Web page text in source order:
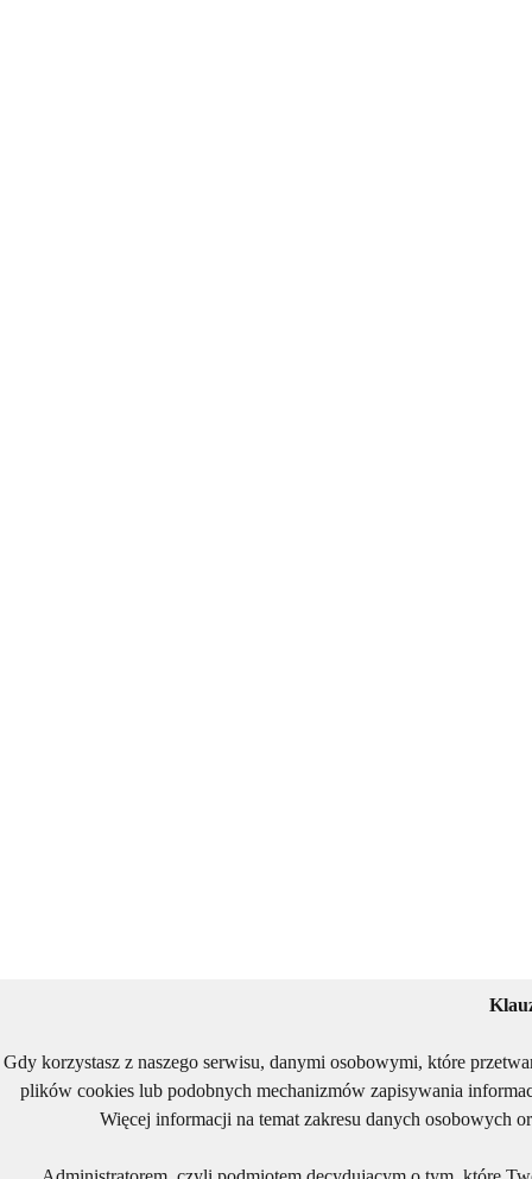
Gdy korzystasz z naszego serwisu, danymi osobowymi, które
plików cookies lub podobnych mechanizmów zapisywania
Więcej informacji na temat zakresu danych osobowych